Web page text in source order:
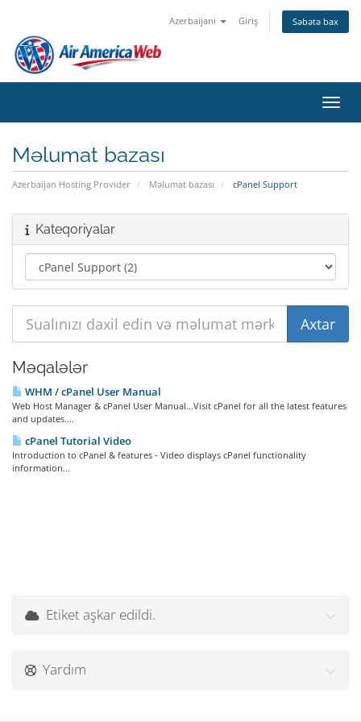
Azerbaijani Giriş Səbətə bax
Məlumat bazası
Azerbaijan Hosting Provider Məlumat bazası cPanel Support
Kateqoriyalar
Məqalələr
WHM / cPanel User Manual
Web Host Manager & cPanel User Manual...Visit cPanel for all the latest features
and updates....
cPanel Tutorial Video
Introduction to cPanel & features - Video displays cPanel functionality
information...
Etiket aşkar edildi.
Yardım